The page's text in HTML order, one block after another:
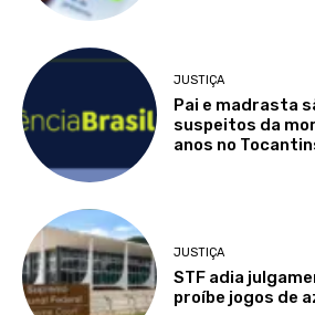
JUSTIÇA
Pai e madrasta
suspeitos da
anos no
JUSTIÇA
STF adia
proíbe jogos de